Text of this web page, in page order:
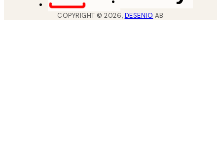
COPYRIGHT ©2026, DESENIO AB